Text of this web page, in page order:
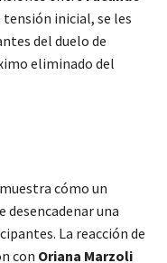
tensión inicial, se les
del duelo de
eliminado del
cómo un
desencadenar una
La reacción de
con Oriana Marzoli